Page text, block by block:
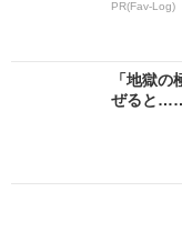
PR(Fav-Log)
「地獄
ぜると